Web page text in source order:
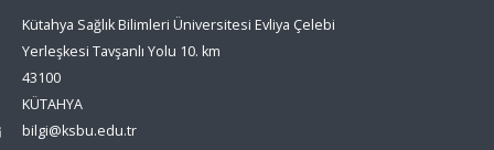
Kütahya Sağlık Bilimleri Üniversitesi Evliya Çelebi
Yerleşkesi Tavşanlı Yolu 10. km
43100
KÜTAHYA
bilgi@ksbu.edu.tr